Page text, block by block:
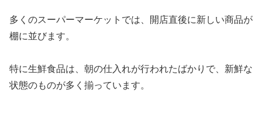
多くのスーパーマーケットでは、開店直後に新しい商品が
棚に並びます。
特に生鮮食品は、朝の仕入れが行われたばかりで、新鮮な
状態のものが多く揃っています。